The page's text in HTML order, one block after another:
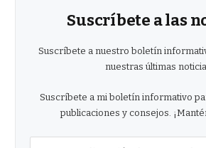
Suscríbete a las
Suscríbete a nuestro boletín
nuestras últimas
Suscríbete a mi boletín informativo
publicaciones y consejos.